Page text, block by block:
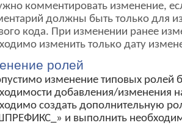
комментировать изменение,
должны быть только для
кода. При изменении ранее
изменить только дату
ролей
изменение типовых ролей
добавления/изменения
создать дополнительную
и выполнить